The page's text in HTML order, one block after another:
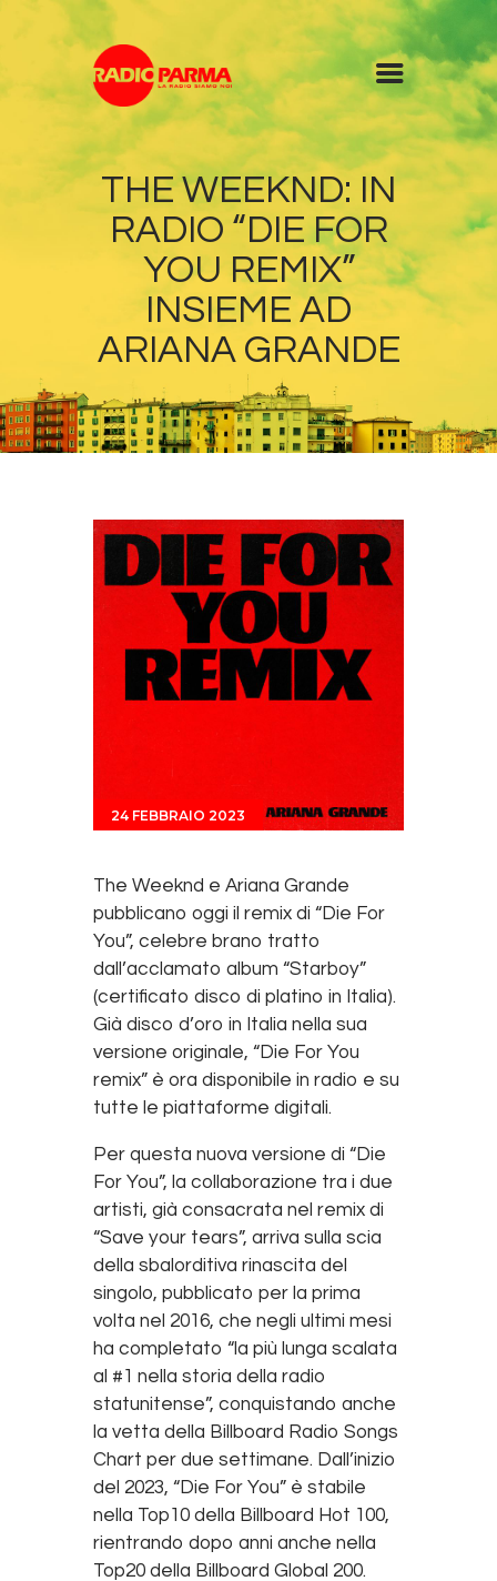
THE WEEKND: IN
RADIO “DIE FOR
YOU REMIX”
INSIEME AD
ARIANA GRANDE
Home
Radio
Diretta
Programmi
Podcast
News
24 FEBBRAIO 2023
The Weeknd e Ariana Grande
pubblicano oggi il remix di “Die For
You”, celebre brano tratto
dall’acclamato album “Starboy”
(certificato disco di platino in Italia).
Già disco d’oro in Italia nella sua
versione originale, “Die For You
remix” è ora disponibile in radio e su
tutte le piattaforme digitali.
Per questa nuova versione di “Die
For You”, la collaborazione tra i due
artisti, già consacrata nel remix di
“Save your tears”, arriva sulla scia
della sbalorditiva rinascita del
singolo, pubblicato per la prima
volta nel 2016, che negli ultimi mesi
ha completato “la più lunga scalata
al #1 nella storia della radio
statunitense”, conquistando anche
la vetta della Billboard Radio Songs
Chart per due settimane. Dall’inizio
del 2023, “Die For You” è stabile
nella Top10 della Billboard Hot 100,
rientrando dopo anni anche nella
Top20 della Billboard Global 200.